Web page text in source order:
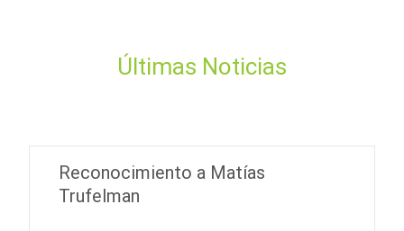
Últimas Noticias
Reconocimiento a Matías
Trufelman